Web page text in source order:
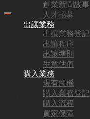
創業新聞故事
人才招募
出讓業務
出讓業務登記
出讓程序
出讓準則
生意估值
購入業務
現有商機
購入業務登記
購入流程
買家保障
頂手費:
258,000